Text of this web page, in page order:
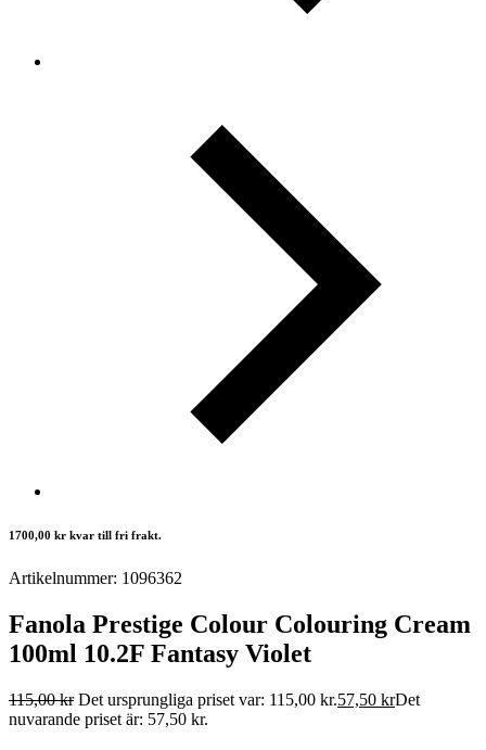
1700,00 kr kvar till fri frakt.
Artikelnummer: 1096362
Fanola Prestige Colour Colouring Cream
100ml 10.2F Fantasy Violet
115,00kr Det ursprungliga priset var: 115,00 kr.57,50 krDet
nuvarande priset är: 57,50 kr.